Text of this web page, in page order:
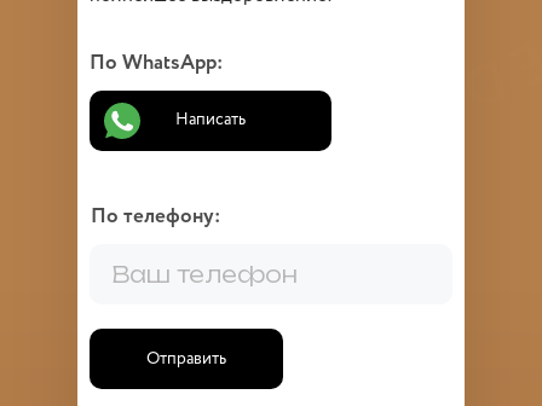
Отправить
Написать
По WhatsApp:
По телефону: